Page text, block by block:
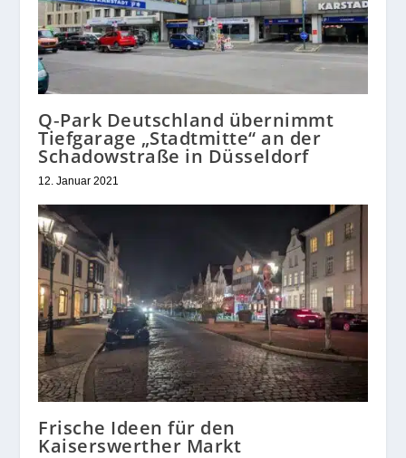
Q‑Park Deutschland übernimmt
Tiefgarage „Stadtmitte“ an der
Schadowstraße in Düsseldorf
12. Januar 2021
Frische Ideen für den
Kaiserswerther Markt